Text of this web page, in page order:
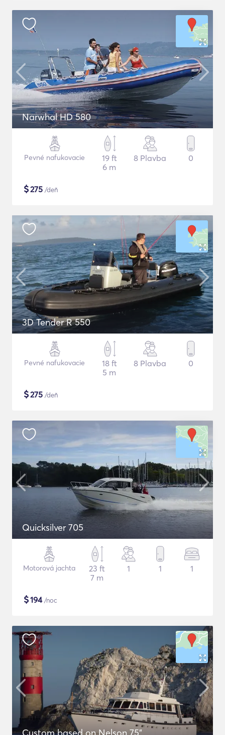
Narwhal HD 580
Pevné nafukovacie
19 ft
6 m
8 Plavba 0
$275 /deň
3D Tender R 550
Pevné nafukovacie
18 ft
5 m
8 Plavba 0
$275 /deň
Quicksilver 705
Motorová jachta
23 ft
7 m
1 1 1
$194/noc